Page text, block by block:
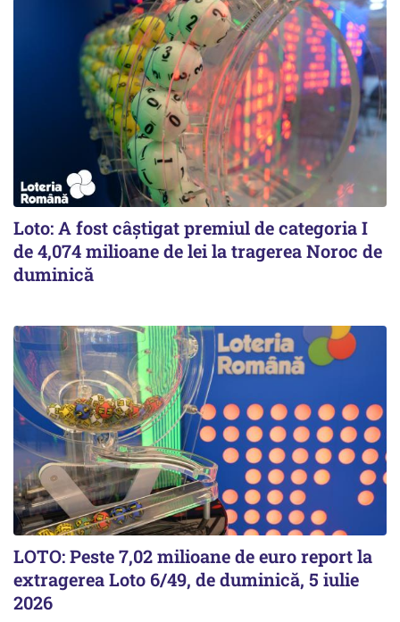
Loto: A fost câștigat premiul de categoria I
de 4,074 milioane de lei la tragerea Noroc de
duminică
LOTO: Peste 7,02 milioane de euro report la
extragerea Loto 6/49, de duminică, 5 iulie
2026